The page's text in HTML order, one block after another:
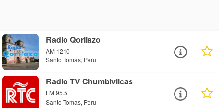
Radio Qorilazo
AM 1210
Santo Tomas, Peru
Radio TV Chumbivilcas
FM 95.5
Santo Tomas, Peru